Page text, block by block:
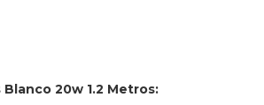
20w 1.2 Metros: